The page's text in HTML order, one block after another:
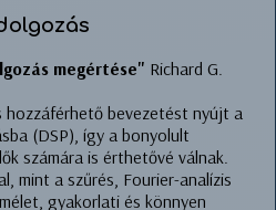
megértése" Richard G.
hozzáférhető bevezetést nyújt a
(DSP), így a bonyolult
számára is érthetővé válnak.
mint a szűrés, Fourier-analízis
gyakorlati és könnyen